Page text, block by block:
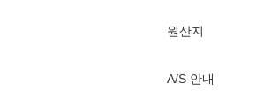
원산지
A/S 안내